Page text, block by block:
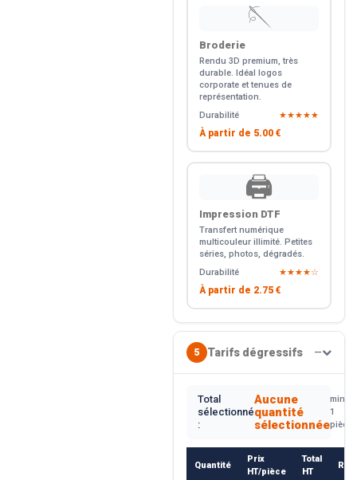
🪡
Broderie
Rendu 3D premium, très
durable. Idéal logos
corporate et tenues de
représentation.
Durabilité
★★★★★
À partir de 5.00 €
🖨️
Impression DTF
Transfert numérique
multicouleur illimité. Petites
séries, photos, dégradés.
Durabilité
★★★★☆
À partir de 2.75 €
5 Tarifs dégressifs —
Total
sélectionné
:
Aucune
quantité
sélectionnée
min.
1
pièce
Quantité
Prix
HT/pièce
Total
HT